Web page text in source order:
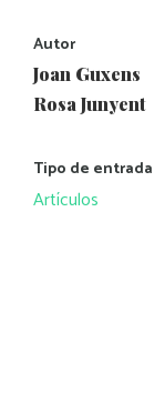
Autor
Joan Guxens
Rosa Junyent
Tipo de entrada
Artículos